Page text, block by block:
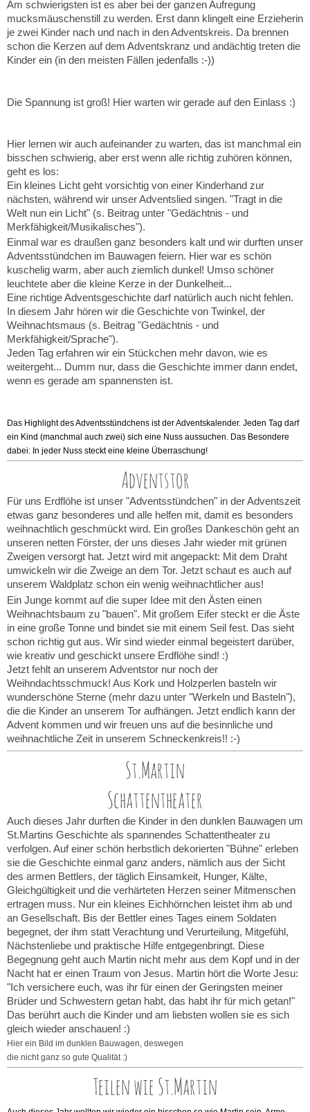
Am schwierigsten ist es aber bei der ganzen Aufregung
mucksmäuschenstill zu werden. Erst dann klingelt eine Erzieherin
je zwei Kinder nach und nach in den Adventskreis. Da brennen
schon die Kerzen auf dem Adventskranz und andächtig treten die
Kinder ein (in den meisten Fällen jedenfalls :-))
Die Spannung ist groß! Hier warten wir gerade auf den Einlass :)
Hier lernen wir auch aufeinander zu warten, das ist manchmal ein
bisschen schwierig, aber erst wenn alle richtig zuhören können,
geht es los:
Ein kleines Licht geht vorsichtig von einer Kinderhand zur
nächsten, während wir unser Adventslied singen. "Tragt in die
Welt nun ein Licht" (s. Beitrag unter "Gedächtnis - und
Merkfähigkeit/Musikalisches").
Einmal war es draußen ganz besonders kalt und wir durften unser
Adventsstündchen im Bauwagen feiern. Hier war es schön
kuschelig warm, aber auch ziemlich dunkel! Umso schöner
leuchtete aber die kleine Kerze in der Dunkelheit...
Eine richtige Adventsgeschichte darf natürlich auch nicht fehlen.
In diesem Jahr hören wir die Geschichte von Twinkel, der
Weihnachtsmaus (s. Beitrag "Gedächtnis - und
Merkfähigkeit/Sprache").
Jeden Tag erfahren wir ein Stückchen mehr davon, wie es
weitergeht... Dumm nur, dass die Geschichte immer dann endet,
wenn es gerade am spannensten ist.
Das Highlight des Adventsstündchens ist der Adventskalender. Jeden Tag darf
ein Kind (manchmal auch zwei) sich eine Nuss aussuchen. Das Besondere
dabei: In jeder Nuss steckt eine kleine Überraschung!
Adventstor
Für uns Erdflöhe ist unser "Adventsstündchen" in der Adventszeit
etwas ganz besonderes und alle helfen mit, damit es besonders
weihnachtlich geschmückt wird. Ein großes Dankeschön geht an
unseren netten Förster, der uns dieses Jahr wieder mit grünen
Zweigen versorgt hat. Jetzt wird mit angepackt: Mit dem Draht
umwickeln wir die Zweige an dem Tor. Jetzt schaut es auch auf
unserem Waldplatz schon ein wenig weihnachtlicher aus!
Ein Junge kommt auf die super Idee mit den Ästen einen
Weihnachtsbaum zu "bauen". Mit großem Eifer steckt er die Äste
in eine große Tonne und bindet sie mit einem Seil fest. Das sieht
schon richtig gut aus. Wir sind wieder einmal begeistert darüber,
wie kreativ und geschickt unsere Erdflöhe sind! :)
Jetzt fehlt an unserem Adventstor nur noch der
Weihndachtsschmuck! Aus Kork und Holzperlen basteln wir
wunderschöne Sterne (mehr dazu unter "Werkeln und Basteln"),
die die Kinder an unserem Tor aufhängen. Jetzt endlich kann der
Advent kommen und wir freuen uns auf die besinnliche und
weihnachtliche Zeit in unserem Schneckenkreis!! :-)
St.Martin
Schattentheater
Auch dieses Jahr durften die Kinder in den dunklen Bauwagen um
St.Martins Geschichte als spannendes Schattentheater zu
verfolgen. Auf einer schön herbstlich dekorierten "Bühne" erleben
sie die Geschichte einmal ganz anders, nämlich aus der Sicht
des armen Bettlers, der täglich Einsamkeit, Hunger, Kälte,
Gleichgültigkeit und die verhärteten Herzen seiner Mitmenschen
ertragen muss. Nur ein kleines Eichhörnchen leistet ihm ab und
an Gesellschaft. Bis der Bettler eines Tages einem Soldaten
begegnet, der ihm statt Verachtung und Verurteilung, Mitgefühl,
Nächstenliebe und praktische Hilfe entgegenbringt. Diese
Begegnung geht auch Martin nicht mehr aus dem Kopf und in der
Nacht hat er einen Traum von Jesus. Martin hört die Worte Jesu:
"Ich versichere euch, was ihr für einen der Geringsten meiner
Brüder und Schwestern getan habt, das habt ihr für mich getan!"
Das berührt auch die Kinder und am liebsten wollen sie es sich
gleich wieder anschauen! :)
Hier ein Bild im dunklen Bauwagen, deswegen
die nicht ganz so gute Qualität :)
Teilen wie St.Martin